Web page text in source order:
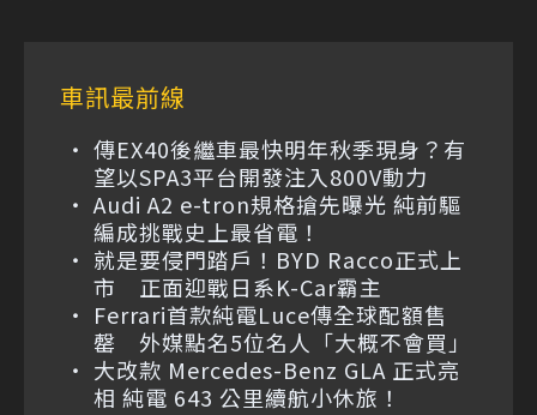
車訊最前線
傳EX40後繼車最快明年秋季現身？有
望以SPA3平台開發注入800V動力
Audi A2 e-tron規格搶先曝光 純前驅
編成挑戰史上最省電！
就是要侵門踏戶！BYD Racco正式上
市 正面迎戰日系K-Car霸主
Ferrari首款純電Luce傳全球配額售
罄 外媒點名5位名人「大概不會買」
大改款 Mercedes-Benz GLA 正式亮
相 純電 643 公里續航小休旅！